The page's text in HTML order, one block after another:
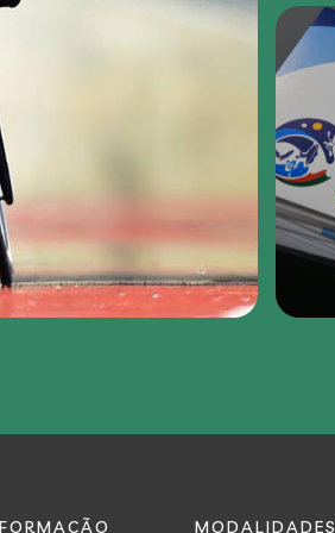
FORMAÇÃO MODALIDADES